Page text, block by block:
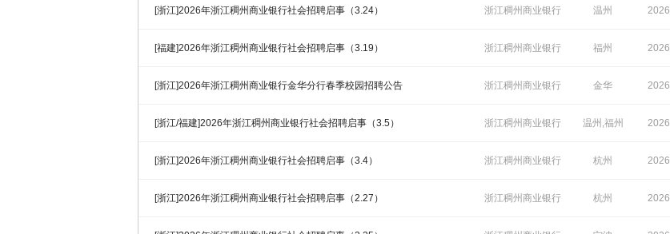
招聘
[浙江]2026年浙江稠州商业银行社会招聘启事（3.24） 浙江稠州商业银行
招聘
温州
[福建]2026年浙江稠州商业银行社会招聘启事（3.19） 浙江稠州商业银行
招聘
福州
[浙江]2026年浙江稠州商业银行金华分行春季校园招聘公告 浙江稠州商业银行
招聘
金华
[浙江/福建]2026年浙江稠州商业银行社会招聘启事（3.5） 浙江稠州商业银行
招聘
温州,福州
[浙江]2026年浙江稠州商业银行社会招聘启事（3.4） 浙江稠州商业银行
招聘
杭州
[浙江]2026年浙江稠州商业银行社会招聘启事（2.27） 浙江稠州商业银行 杭州